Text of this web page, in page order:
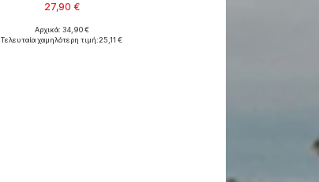
27,90 €
Αρχικά: 34,90 €
Τελευταία χαμηλότερη τιμή:25,11 €